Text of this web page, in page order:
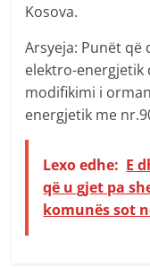
Kosova.
Arsyeja: Punët
elektro-
modifikimi i
energjetik me
Lexo edhe: E
që u gjet pa
komunës sot